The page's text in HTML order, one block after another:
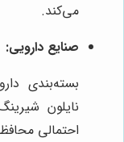
می‌کند.
صنایع دارویی:
بسته‌بندی
نایلون
احتمالی